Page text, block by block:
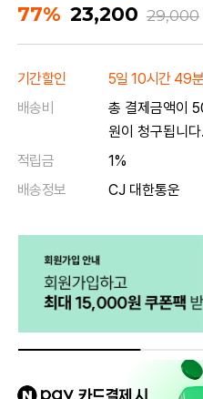
77% 23,200 29,000
기간할인
5일 10시간 49
배송비
총 결제금액이
원이 청구됩니다.
적립금
1%
배송정보
CJ 대한통운